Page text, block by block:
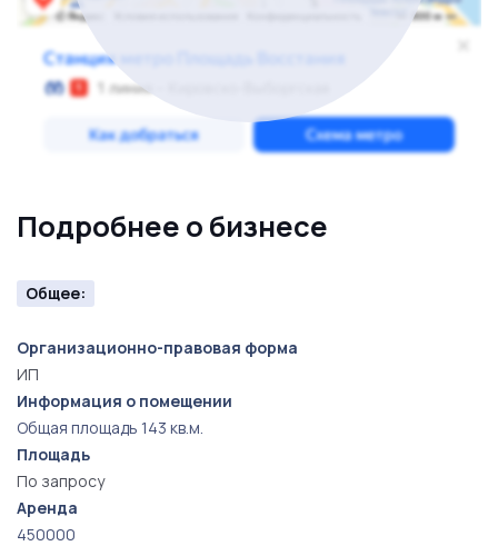
Подробнее о бизнесе
Общее:
Организационно-правовая форма
ИП
Информация о помещении
Общая площадь 143 кв.м.
Площадь
По запросу
Аренда
450000